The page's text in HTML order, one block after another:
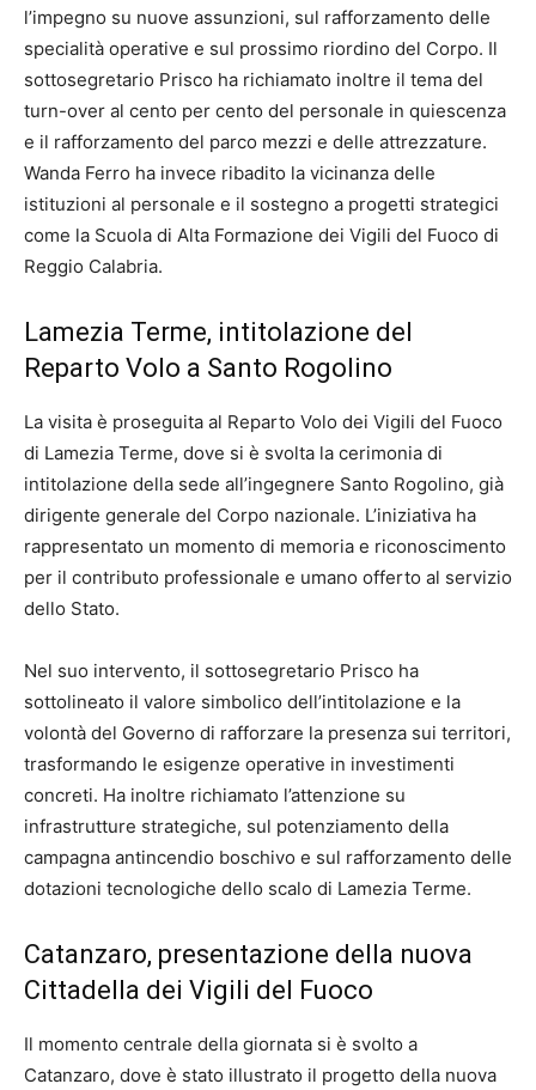
l’impegno su nuove assunzioni, sul rafforzamento delle
specialità operative e sul prossimo riordino del Corpo. Il
sottosegretario Prisco ha richiamato inoltre il tema del
turn-over al cento per cento del personale in quiescenza
e il rafforzamento del parco mezzi e delle attrezzature.
Wanda Ferro ha invece ribadito la vicinanza delle
istituzioni al personale e il sostegno a progetti strategici
come la Scuola di Alta Formazione dei Vigili del Fuoco di
Reggio Calabria.
Lamezia Terme, intitolazione del
Reparto Volo a Santo Rogolino
La visita è proseguita al Reparto Volo dei Vigili del Fuoco
di Lamezia Terme, dove si è svolta la cerimonia di
intitolazione della sede all’ingegnere Santo Rogolino, già
dirigente generale del Corpo nazionale. L’iniziativa ha
rappresentato un momento di memoria e riconoscimento
per il contributo professionale e umano offerto al servizio
dello Stato.
Nel suo intervento, il sottosegretario Prisco ha
sottolineato il valore simbolico dell’intitolazione e la
volontà del Governo di rafforzare la presenza sui territori,
trasformando le esigenze operative in investimenti
concreti. Ha inoltre richiamato l’attenzione su
infrastrutture strategiche, sul potenziamento della
campagna antincendio boschivo e sul rafforzamento delle
dotazioni tecnologiche dello scalo di Lamezia Terme.
Catanzaro, presentazione della nuova
Cittadella dei Vigili del Fuoco
Il momento centrale della giornata si è svolto a
Catanzaro, dove è stato illustrato il progetto della nuova